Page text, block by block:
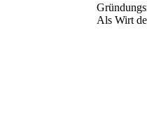
Als Wirt